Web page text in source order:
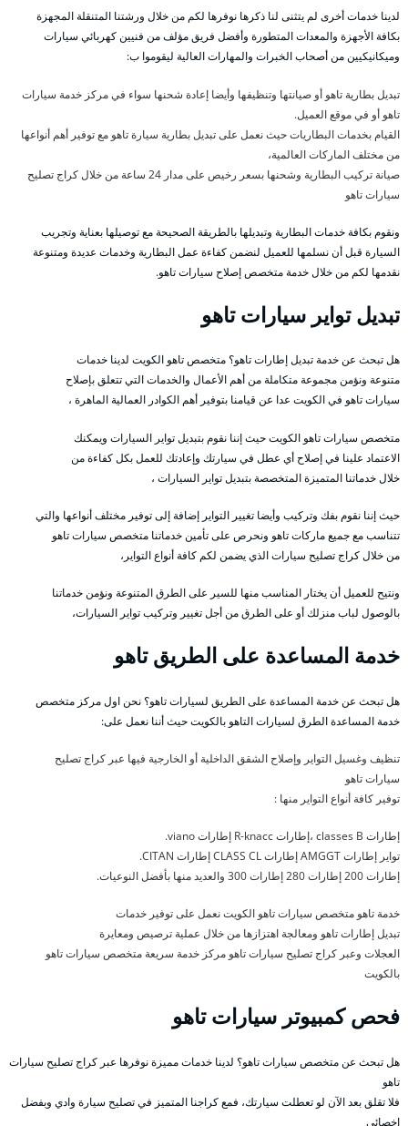
لدينا خدمات أخرى لم يتثنى لنا ذكرها نوفرها لكم من خلال ورشتنا المتنقلة المجهزة
بكافة الأجهزة والمعدات المتطورة وأفضل فريق مؤلف من فنيين كهربائي سيارات
وميكانيكيين من أصحاب الخبرات والمهارات العالية ليقوموا ب:
تبديل بطارية تاهو أو صيانتها وتنظيفها وأيضا إعادة شحنها سواء في مركز خدمة سيارات
تاهو أو في موقع العميل.
القيام بخدمات البطاريات حيث نعمل على تبديل بطارية سيارة تاهو مع توفير أهم أنواعها
من مختلف الماركات العالمية،
صيانة تركيب البطارية وشحنها بسعر رخيص على مدار 24 ساعة من خلال كراج تصليح
سيارات تاهو
ونقوم بكافة خدمات البطارية وتبديلها بالطريقة الصحيحة مع توصيلها بعناية وتجريب
السيارة قبل أن نسلمها للعميل لنضمن كفاءة عمل البطارية وخدمات عديدة ومتنوعة
نقدمها لكم من خلال خدمة متخصص إصلاح سيارات تاهو.
تبديل تواير سيارات تاهو
هل تبحث عن خدمة تبديل إطارات تاهو؟ متخصص تاهو الكويت لدينا خدمات
متنوعة ونؤمن مجموعة متكاملة من أهم الأعمال والخدمات التي تتعلق بإصلاح
سيارات تاهو في الكويت عدا عن قيامنا بتوفير أهم الكوادر العمالية الماهرة ،
متخصص سيارات تاهو الكويت حيث إننا نقوم بتبديل تواير السيارات ويمكنك
الاعتماد علينا في إصلاح أي عطل في سيارتك وإعادتك للعمل بكل كفاءة من
خلال خدماتنا المتميزة المتخصصة بتبديل تواير السيارات ،
حيث إننا نقوم بفك وتركيب وأيضا تغيير التواير إضافة إلى توفير مختلف أنواعها والتي
تتناسب مع جميع ماركات تاهو ونحرص على تأمين خدماتنا متخصص سيارات تاهو
من خلال كراج تصليح سيارات الذي يضمن لكم كافة أنواع التواير،
ونتيح للعميل أن يختار المناسب منها للسير على الطرق المتنوعة ونؤمن خدماتنا
بالوصول لباب منزلك أو على الطرق من أجل تغيير وتركيب تواير السيارات،
خدمة المساعدة على الطريق تاهو
هل تبحث عن خدمة المساعدة على الطريق لسيارات تاهو؟ نحن اول مركز متخصص
خدمة المساعدة الطرق لسيارات التاهو بالكويت حيث أننا نعمل على:
تنظيف وغسيل التواير وإصلاح الشقق الداخلية أو الخارجية فيها عبر كراج تصليح
سيارات تاهو
توفير كافة أنواع التواير منها :
إطارات classes B ،إطارات R-knacc إطارات viano.
تواير إطارات AMGGT إطارات CLASS CL إطارات CITAN.
إطارات 200 إطارات 280 إطارات 300 والعديد منها بأفضل النوعيات.
خدمة تاهو متخصص سيارات تاهو الكويت نعمل على توفير خدمات
تبديل إطارات تاهو ومعالجة اهتزازها من خلال عملية ترصيص ومعايرة
العجلات وعبر كراج تصليح سيارات تاهو مركز خدمة سريعة متخصص سيارات تاهو
بالكويت
فحص كمبيوتر سيارات تاهو
هل تبحث عن متخصص سيارات تاهو؟ لدينا خدمات مميزة نوفرها عبر كراج تصليح سيارات
تاهو
فلا تقلق بعد الآن لو تعطلت سيارتك، فمع كراجنا المتميز في تصليح سيارة وادي وبفضل
اخصائي